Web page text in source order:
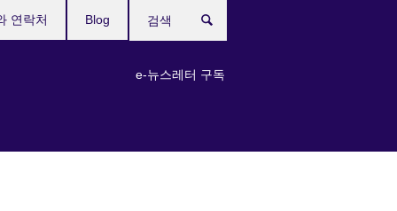
e-뉴스레터 구독
연락처 Blog
색